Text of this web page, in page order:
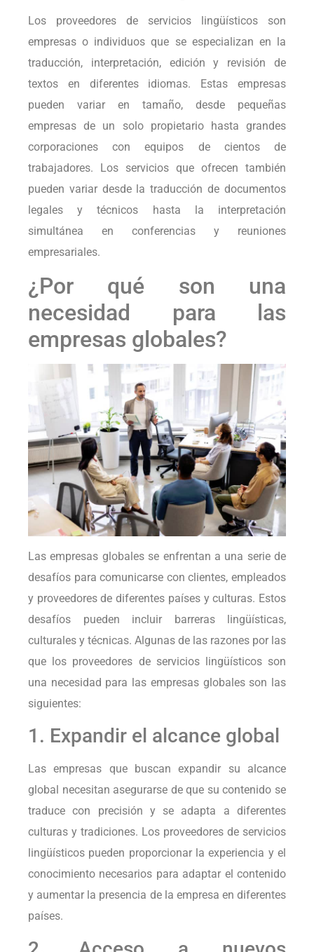
Los proveedores de servicios lingüísticos son
empresas o individuos que se especializan en la
traducción, interpretación, edición y revisión de
textos en diferentes idiomas. Estas empresas
pueden variar en tamaño, desde pequeñas
empresas de un solo propietario hasta grandes
corporaciones con equipos de cientos de
trabajadores. Los servicios que ofrecen también
pueden variar desde la traducción de documentos
legales y técnicos hasta la interpretación
simultánea en conferencias y reuniones
empresariales.
¿Por qué son una
necesidad para las
empresas globales?
Las empresas globales se enfrentan a una serie de
desafíos para comunicarse con clientes, empleados
y proveedores de diferentes países y culturas. Estos
desafíos pueden incluir barreras lingüísticas,
culturales y técnicas. Algunas de las razones por las
que los proveedores de servicios lingüísticos son
una necesidad para las empresas globales son las
siguientes:
1. Expandir el alcance global
Las empresas que buscan expandir su alcance
global necesitan asegurarse de que su contenido se
traduce con precisión y se adapta a diferentes
culturas y tradiciones. Los proveedores de servicios
lingüísticos pueden proporcionar la experiencia y el
conocimiento necesarios para adaptar el contenido
y aumentar la presencia de la empresa en diferentes
países.